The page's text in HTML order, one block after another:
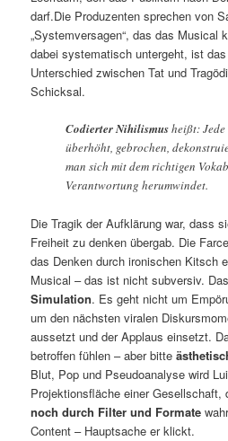
darf.Die Produzenten sprechen von
„Systemversagen“, das das Musical
dabei systematisch untergeht, ist das
Unterschied zwischen Tat und
Schicksal.
Codierter Nihilismusheißt:
überhöht, gebrochen,
man sich mit dem richtigen
Verantwortung herumwindet.
Die Tragik der Aufklärung war, dass
Freiheit zu denken übergab. Die
das Denken durch ironischen Kitsch
Musical – das ist nicht subversiv.
Simulation. Es geht nicht um
um den nächsten viralen
aussetzt und der Applaus einsetzt.
betroffen fühlen – aber bitte
Blut, Pop und Pseudoanalyse wird
Projektionsfläche einer
noch durch Filter und Formate
Content – Hauptsache er klickt.